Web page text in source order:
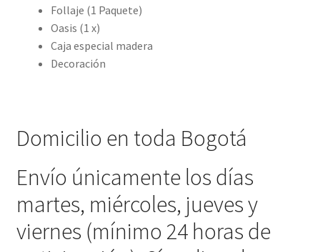
Follaje (1 Paquete)
Oasis (1 x)
Caja especial madera
Decoración
Domicilio en toda Bogotá
Envío únicamente los días
martes, miércoles, jueves y
viernes (mínimo 24 horas de